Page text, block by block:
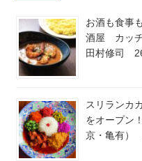
お酒も食事
酒屋 カッ
田村修司
スリランカ
をオープン
京・亀有